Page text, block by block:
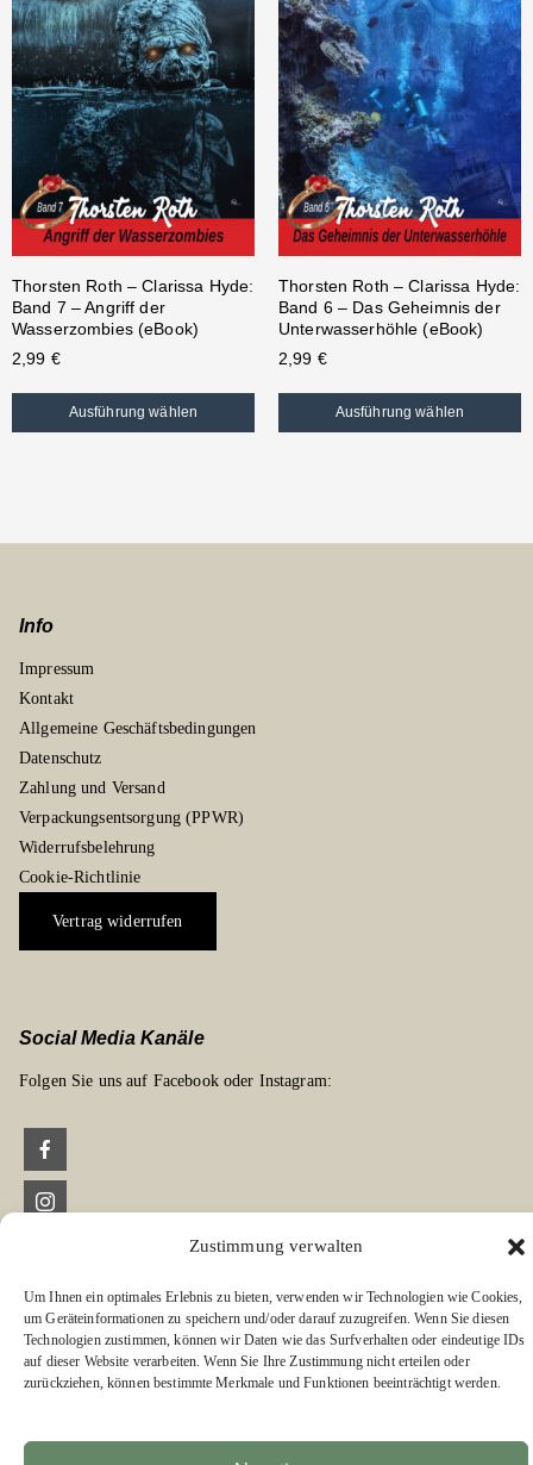
Zustimmung verwalten
Um Ihnen ein optimales Erlebnis zu bieten, verwenden wir Technologien wie Cookies,
um Geräteinformationen zu speichern und/oder darauf zuzugreifen. Wenn Sie diesen
Technologien zustimmen, können wir Daten wie das Surfverhalten oder eindeutige IDs
auf dieser Website verarbeiten. Wenn Sie Ihre Zustimmung nicht erteilen oder
zurückziehen, können bestimmte Merkmale und Funktionen beeinträchtigt werden.
Thorsten Roth – Clarissa Hyde:
Band 7 – Angriff der
Wasserzombies (eBook)
2,99 €
Ausführung wählen
Thorsten Roth – Clarissa Hyde:
Band 6 – Das Geheimnis der
Unterwasserhöhle (eBook)
2,99 €
Ausführung wählen
Info
Impressum
Kontakt
Allgemeine Geschäftsbedingungen
Datenschutz
Zahlung und Versand
Verpackungsentsorgung (PPWR)
Widerrufsbelehrung
Cookie-Richtlinie
Vertrag widerrufen
Social Media Kanäle
Folgen Sie uns auf Facebook oder Instagram:
Links zu unseren Partnerverlagen
BÄRENKLAU EXKLUSIV